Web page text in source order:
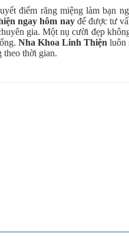
điểm răng miệng làm bạn
ngay hôm nayđể được tư
gia. Một nụ cười đẹp
Nha Khoa Linh Thiện luôn
theo thời gian.